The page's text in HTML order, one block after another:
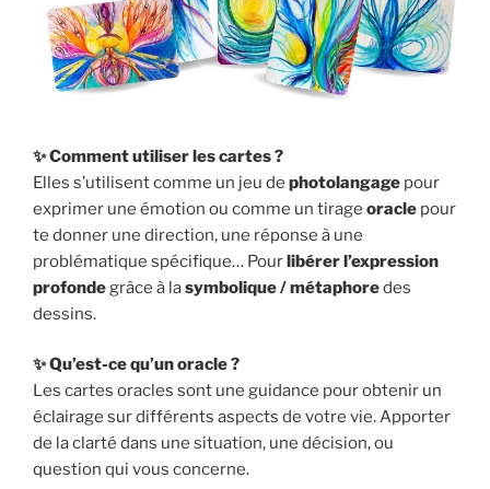
✨ Comment utiliser les cartes ?
Elles s’utilisent comme un jeu de photolangage pour
exprimer une émotion ou comme un tirage oracle pour
te donner une direction, une réponse à une
problématique spécifique… Pourlibérer l’expression
profondegrâce à lasymbolique / métaphoredes
dessins.
✨ Qu’est-ce qu’un oracle ?
Les cartes oracles sont une guidance pour obtenir un
éclairage sur différents aspects de votre vie. Apporter
de la clarté dans une situation, une décision, ou
question qui vous concerne.